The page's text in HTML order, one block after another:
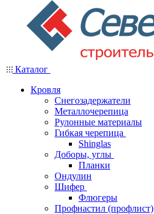
Каталог
Кровля
Снегозадержатели
Металлочерепица
Рулонные материалы
Гибкая черепица
Shinglas
Доборы, углы
Планки
Ондулин
Шифер
Флюгеры
Профнастил (профлист)